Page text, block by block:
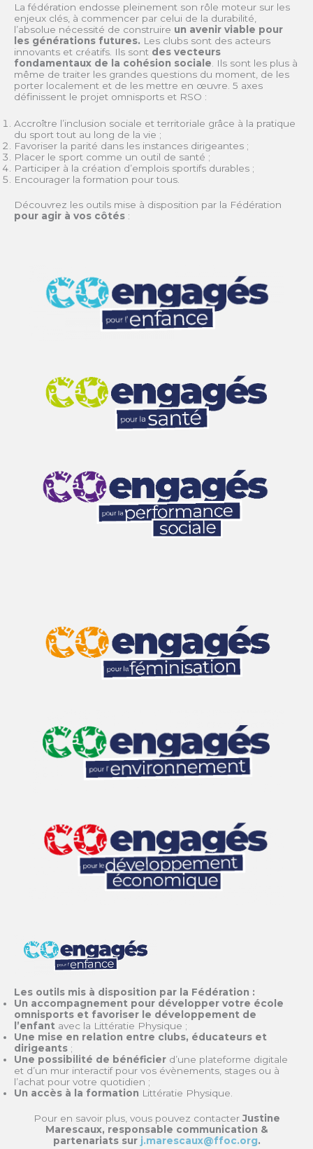
La fédération endosse pleinement son rôle moteur sur les
enjeux clés, à commencer par celui de la durabilité,
l’absolue nécessité de construire un avenir viable pour
les générations futures. Les clubs sont des acteurs
innovants et créatifs. Ils sont des vecteurs
fondamentaux de la cohésion sociale . Ils sont les plus à
même de traiter les grandes questions du moment, de les
porter localement et de les mettre en œuvre. 5 axes
définissent le projet omnisports et RSO :
Accroître l’inclusion sociale et territoriale grâce à la pratique
du sport tout au long de la vie ;
Favoriser la parité dans les instances dirigeantes ;
Placer le sport comme un outil de santé ;
Participer à la création d’emplois sportifs durables ;
Encourager la formation pour tous.
Découvrez les outils mise à disposition par la Fédération
pour agir à vos côtés :
Les outils mis à disposition par la Fédération :
Un accompagnement pour développer votre école
omnisports et favoriser le développement de
l’enfant avec la Littératie Physique ;
Une mise en relation entre clubs, éducateurs et
dirigeants ;
Une possibilité de bénéficier d’une plateforme digitale
et d’un mur interactif pour vos évènements, stages ou à
l’achat pour votre quotidien ;
Un accès à la formation Littératie Physique.
Pour en savoir plus, vous pouvez contacterJustine
Marescaux, responsable communication &
partenariats sur j.marescaux@ffoc.org.